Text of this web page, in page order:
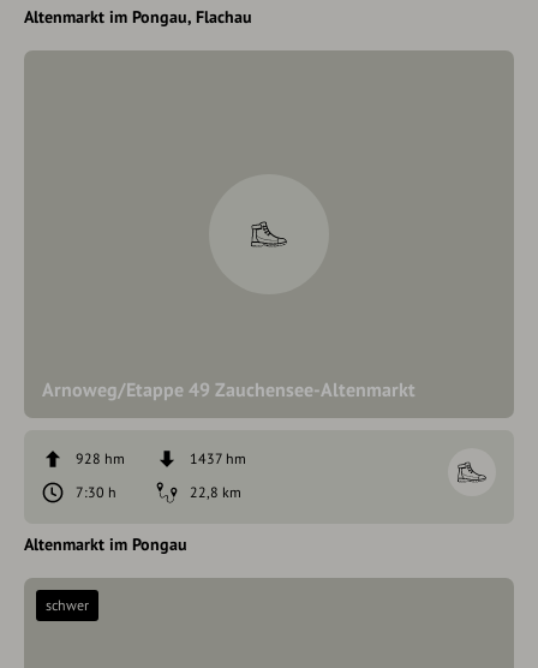
Altenmarkt im Pongau Flachau
Arnoweg/Etappe 49 Zauchensee-Altenmarkt
928 hm
1437 hm
7:30 h
22,8 km
Altenmarkt im Pongau
schwer